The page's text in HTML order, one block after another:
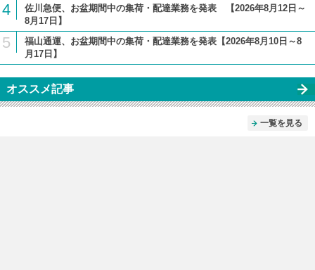
4
佐川急便、お盆期間中の集荷・配達業務を発表 【2026年8月12日～
8月17日】
5
福山通運、お盆期間中の集荷・配達業務を発表【2026年8月10日～8
月17日】
オススメ記事
一覧を見る